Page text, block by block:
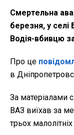
Смертельна
березня, у селі
Водія-вбивцю
Про це
в
За матеріалами
ВАЗ виїхав за
трьох